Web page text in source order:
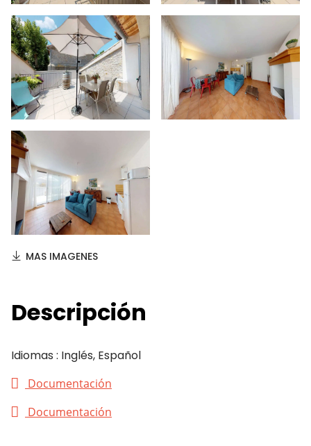
MAS IMAGENES
Descripción
Idiomas : Inglés, Español
Documentación
Documentación